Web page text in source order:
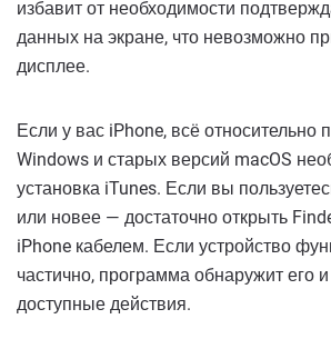
избавит от необходимости
данных на экране, что невозможно
дисплее.
Если у вас iPhone, всё относительно
Windows и старых версий macOS
установка iTunes. Если вы
или новее — достаточно открыть
iPhone кабелем. Если устройство
частично, программа обнаружит его
доступные действия.